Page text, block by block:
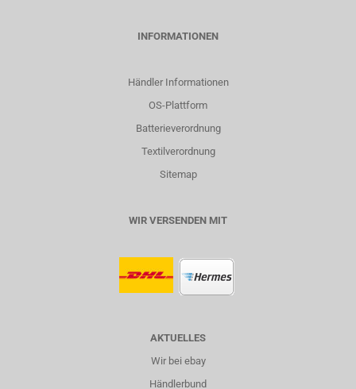
INFORMATIONEN
Händler Informationen
OS-Plattform
Batterieverordnung
Textilverordnung
Sitemap
WIR VERSENDEN MIT
AKTUELLES
Wir bei ebay
Händlerbund